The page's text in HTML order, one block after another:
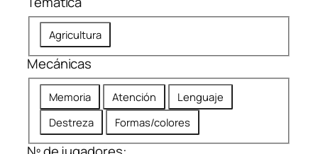
ó
n
d
e
c
o
m
n
T
e
m
á
c
Agricultura
Mecánicas
M
e
á
Memoria Atención
Lenguaje
Destreza
Formas/colores